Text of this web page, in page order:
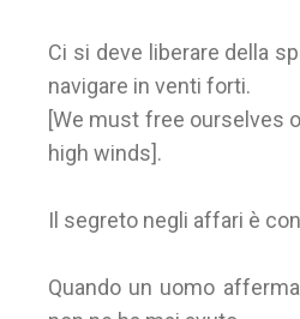
Ci si deve liberare della
navigare in venti forti.
[We must free ourselves
high winds].
Il segreto negli affari è
Quando un uomo